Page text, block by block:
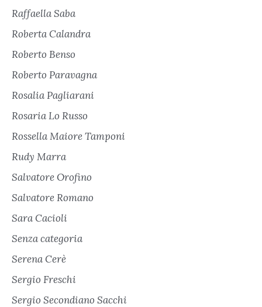
Raffaella Saba
Roberta Calandra
Roberto Benso
Roberto Paravagna
Rosalia Pagliarani
Rosaria Lo Russo
Rossella Maiore Tamponi
Rudy Marra
Salvatore Orofino
Salvatore Romano
Sara Cacioli
Senza categoria
Serena Cerè
Sergio Freschi
Sergio Secondiano Sacchi